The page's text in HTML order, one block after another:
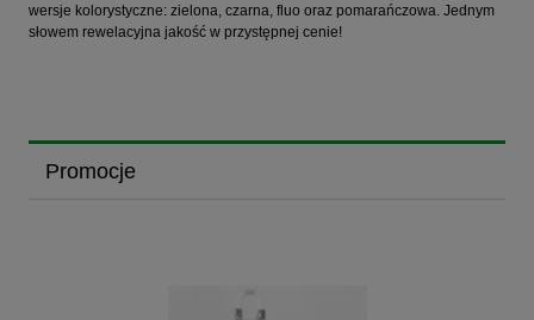
wersje kolorystyczne: zielona, czarna, fluo oraz pomarańczowa. Jednym
słowem rewelacyjna jakość w przystępnej cenie!
Promocje